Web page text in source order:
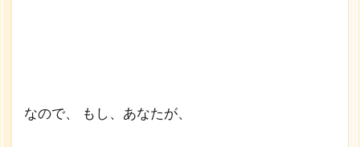
なので、 もし、あなたが、